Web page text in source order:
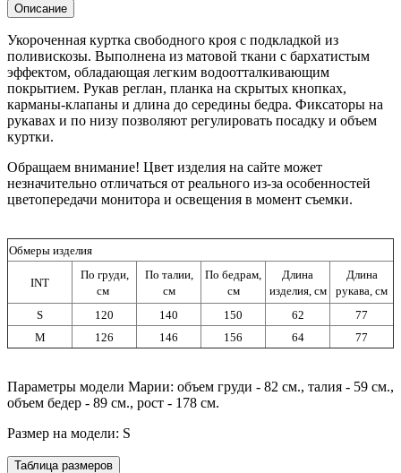
Описание
Укороченная куртка свободного кроя с подкладкой из
поливискозы. Выполнена из матовой ткани с бархатистым
эффектом, обладающая легким водоотталкивающим
покрытием. Рукав реглан, планка на скрытых кнопках,
карманы-клапаны и длина до середины бедра. Фиксаторы на
рукавах и по низу позволяют регулировать посадку и объем
куртки.
Обращаем внимание! Цвет изделия на сайте может
незначительно отличаться от реального из-за особенностей
цветопередачи монитора и освещения в момент съемки.
Обмеры изделия
INT
По груди,
см
По талии,
см
По бедрам,
см
Длина
изделия, см
Длина
рукава, см
S
120 140 150 62
77
M
126 146 156 64 77
Параметры модели Марии: объем груди - 82 см., талия - 59 см.,
объем бедер - 89 см., рост - 178 см.
Размер на модели: S
Таблица размеров